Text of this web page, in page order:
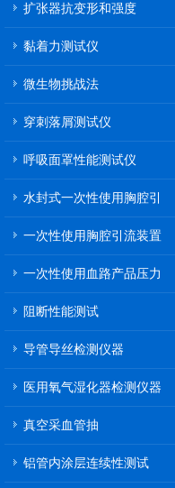
扩张器抗变形和强度
黏着力测试仪
微生物挑战法
穿刺落屑测试仪
呼吸面罩性能测试仪
水封式一次性使用胸腔引
一次性使用胸腔引流装置
一次性使用血路产品压力
阻断性能测试
导管导丝检测仪器
医用氧气湿化器检测仪器
真空采血管抽
铝管内涂层连续性测试